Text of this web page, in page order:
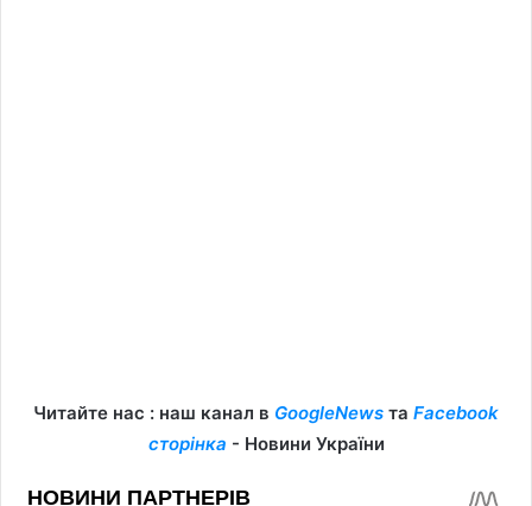
Читайте нас : наш канал в GoogleNews та Facebook
сторінка - Новини України